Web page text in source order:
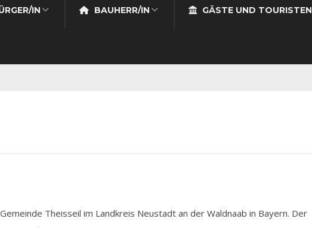
IN BAUHERR/IN GÄSTE UND TOURISTEN
Theisseil im Landkreis Neustadt an der Waldnaab in Bayern. Der